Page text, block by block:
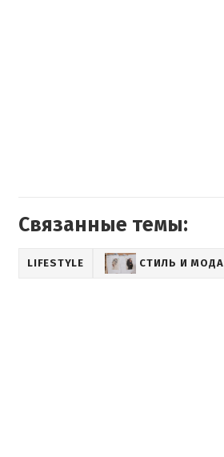
Связанные темы:
LIFESTYLE СТИЛЬ И МОДА